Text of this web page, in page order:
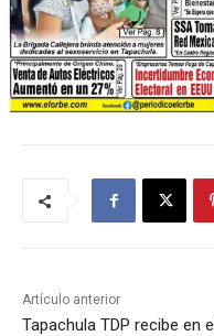
Artículo anterior
Tapachula TDP recibe en